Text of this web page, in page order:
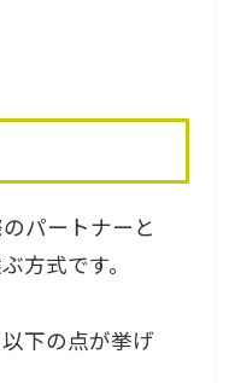
パートナーと
方式です。
下の点が挙げ